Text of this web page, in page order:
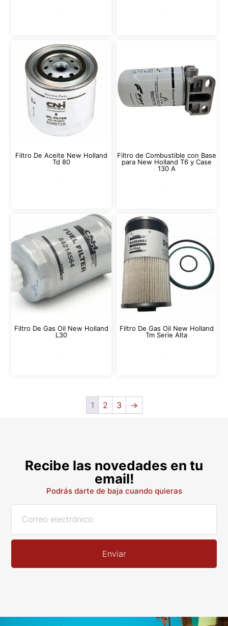
Filtro De Aceite New Holland
Td 80
Filtro de Combustible con Base
para New Holland T6 y Case
130 A
Filtro De Gas Oil New Holland
L30
Filtro De Gas Oil New Holland
Tm Serie Alta
1 2 3 →
Recibe las novedades en tu
email!
Podrás darte de baja cuando quieras
Enviar